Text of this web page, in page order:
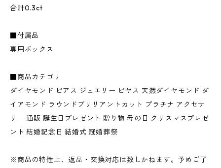
合計0.3ct
■付属品
専用ボックス
■商品カテゴリ
ダイヤモンド ピアス ジュエリー ピヤス 天然ダイヤモンド ダ
イアモンド ラウンドブリリアントカット プラチナ アクセサ
リー 通販 誕生日プレゼント 贈り物 母の日 クリスマスプレゼ
ント 結婚記念日 結婚式 冠婚葬祭
※商品の特性上、返品・交換対応は致しかねます。予めご了